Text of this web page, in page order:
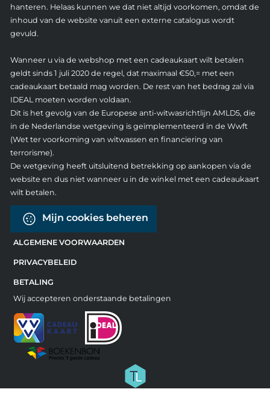
hanteren. Helaas kunnen we dat niet altijd voorkomen, omdat de
inhoud van de website vanuit een externe catalogus wordt
gevuld.
Wanneer u via de webshop met een cadeaukaart wilt betalen
geldt sinds 1 juli 2020 de regel, dat maximaal €50,= met een
cadeaukaart betaald mag worden. De rest van het bedrag zal via
IDEAL moeten worden voldaan.
Dit is het gevolg van de Europese anti-witwasrichtlijn AMLD5, die
in de Nederlandse wetgeving is geïmplementeerd in de Wwft
(Wet ter voorkoming van witwassen en financiering van
terrorisme).
De wetgeving heeft uitsluitend betrekking op aankopen via de
website en dus niet wanneer u in de winkel met een cadeaukaart
wilt betalen.
Mijn cookies beheren
ALGEMENE VOORWAARDEN
PRIVACYBELEID
BETALING
Wij accepteren onderstaande betalingen